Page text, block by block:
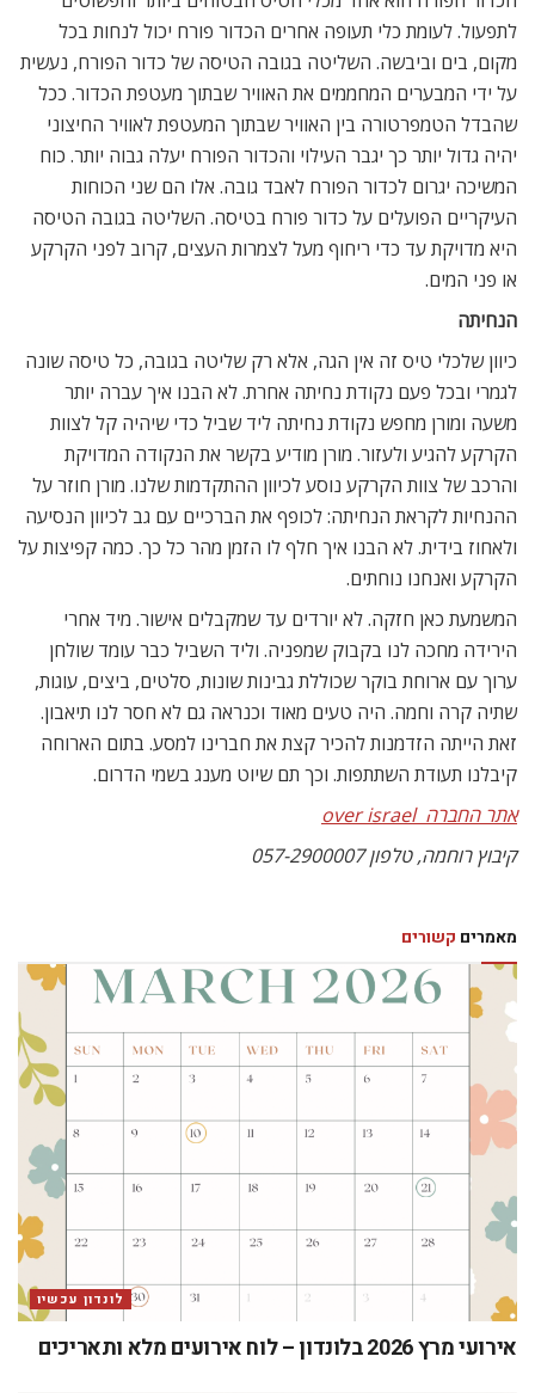
לתפעול. לעומת כלי תעופה אחרים הכדור פורח יכול לנחות בכל
מקום, בים וביבשה. השליטה בגובה הטיסה של כדור הפורח, נעשית
על ידי המבערים המחממים את האוויר שבתוך מעטפת הכדור. ככל
שהבדל הטמפרטורה בין האוויר שבתוך המעטפת לאוויר החיצוני
יהיה גדול יותר כך יגבר העילוי והכדור הפורח יעלה גבוה יותר. כוח
המשיכה יגרום לכדור הפורח לאבד גובה. אלו הם שני הכוחות
העיקריים הפועלים על כדור פורח בטיסה. השליטה בגובה הטיסה
היא מדויקת עד כדי ריחוף מעל לצמרות העצים, קרוב לפני הקרקע
או פני המים.
הנחיתה
כיוון שלכלי טיס זה אין הגה, אלא רק שליטה בגובה, כל טיסה שונה
לגמרי ובכל פעם נקודת נחיתה אחרת. לא הבנו איך עברה יותר
משעה ומורן מחפש נקודת נחיתה ליד שביל כדי שיהיה קל לצוות
הקרקע להגיע ולעזור. מורן מודיע בקשר את הנקודה המדויקת
והרכב של צוות הקרקע נוסע לכיוון ההתקדמות שלנו. מורן חוזר על
ההנחיות לקראת הנחיתה: לכופף את הברכיים עם גב לכיוון הנסיעה
ולאחוז בידית. לא הבנו איך חלף לו הזמן מהר כל כך. כמה קפיצות על
הקרקע ואנחנו נוחתים.
המשמעת כאן חזקה. לא יורדים עד שמקבלים אישור. מיד אחרי
הירידה מחכה לנו בקבוק שמפניה. וליד השביל כבר עומד שולחן
ערוך עם ארוחת בוקר שכוללת גבינות שונות, סלטים, ביצים, עוגות,
שתיה קרה וחמה. היה טעים מאוד וכנראה גם לא חסר לנו תיאבון.
זאת הייתה הזדמנות להכיר קצת את חברינו למסע. בתום הארוחה
קיבלנו תעודת השתתפות. וכך תם שיוט מענג בשמי הדרום.
אתר החברה  over israel
קיבוץ רוחמה, טלפון 057-2900007
מאמרים קשורים
לונדון עכשיו
אירועי מרץ 2026 בלונדון – לוח אירועים מלא ותאריכים